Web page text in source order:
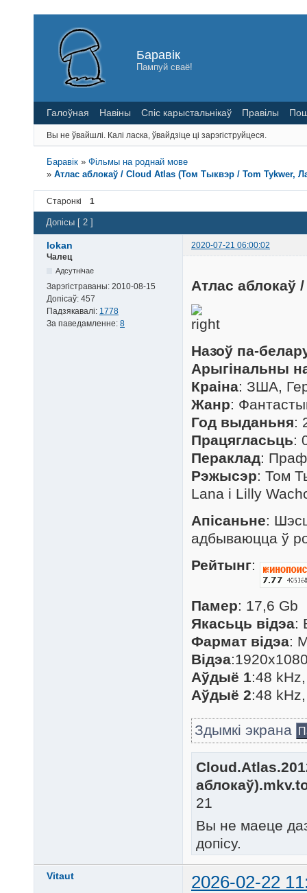
Баравік
Пампуй сваё!
Галоўная Навіны Спіс карыстальнікаў Правілы
Вы не ўвайшлі. Калі ласка, ўвайдзіце ці зарэгіструйцеся.
Баравік »Фільмы на роднай мове
»Атлас аблокаў / Cloud Atlas (Том Тыквэр / Tom Tykwer,
Старонкі 1
Допісы [ 2 ]
lokan
2020-07-21 06:00:02
Чалец
Адсутнічае
Зарэгістраваны: 2010-08-15
Допісаў: 457
Падзякавалі: 1778
За паведамленне: 8
Атлас аблокаў
Назоў па-
Арыгінальны
Краіна: ЗША,
Жанр:
Год выданьня:
Працягласьць:
Пераклад:
Рэжысэр: Том
Lana і Lilly
Апісаньне:
адбываюцца ў
Рейтынг:
Памер: 17,6 Gb
Якасьць відэа:
Фармат відэа:
Відэа
Аўдыё 1:48
Аўдыё 2:48
Здымкі экрана
21
Вы не маеце
допісу.
Vitaut 2026-02-22